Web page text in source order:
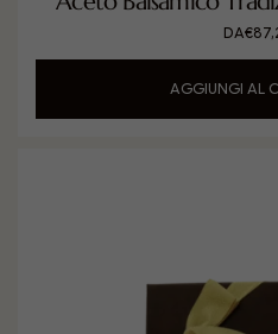
DOP invecchiato
Parmigiano
DA€
AGGIUNGI AL